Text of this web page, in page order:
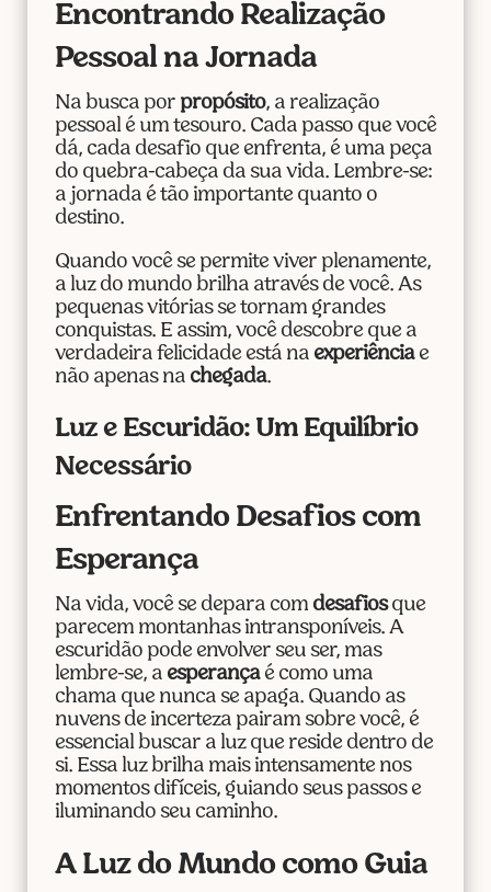
Encontrando Realização
Pessoal na Jornada
Na busca por propósito, a realização
pessoal é um tesouro. Cada passo que você
dá, cada desafio que enfrenta, é uma peça
do quebra-cabeça da sua vida. Lembre-se:
a jornada é tão importante quanto o
destino.
Quando você se permite viver plenamente,
a luz do mundo brilha através de você. As
pequenas vitórias se tornam grandes
conquistas. E assim, você descobre que a
verdadeira felicidade está na experiênciae
não apenas na chegada.
Luz e Escuridão: Um Equilíbrio
Necessário
Enfrentando Desafios com
Esperança
Na vida, você se depara com desafiosque
parecem montanhas intransponíveis. A
escuridão pode envolver seu ser, mas
lembre-se, a esperançaé como uma
chama que nunca se apaga. Quando as
nuvens de incerteza pairam sobre você, é
essencial buscar a luz que reside dentro de
si. Essa luz brilha mais intensamente nos
momentos difíceis, guiando seus passos e
iluminando seu caminho.
A Luz do Mundo como Guia